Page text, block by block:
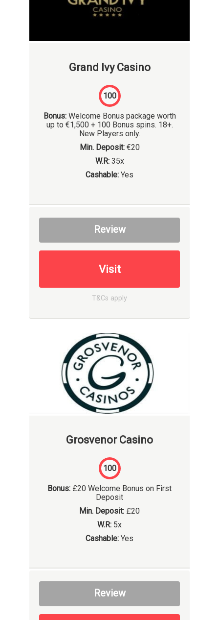
Grand Ivy Casino
100
Bonus: Welcome Bonus package worth
up to €1,500 + 100 Bonus spins. 18+.
New Players only.
Min. Deposit: €20
W.R: 35x
Cashable: Yes
Review
Visit
T&Cs apply
Grosvenor Casino
100
Bonus: £20 Welcome Bonus on First
Deposit
Min. Deposit: £20
W.R: 5x
Cashable: Yes
Review